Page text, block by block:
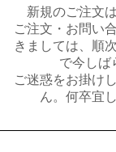
新規のご注文
ご注文・お問い
きましては、順
で今しば
ご迷惑をお掛け
ん。何卒宜